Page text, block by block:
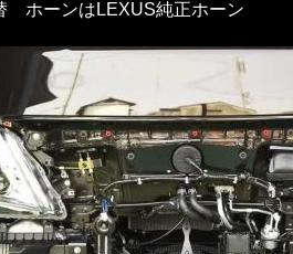
ホーンはLEXUS純正ホーン